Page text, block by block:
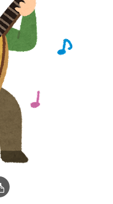
の心理